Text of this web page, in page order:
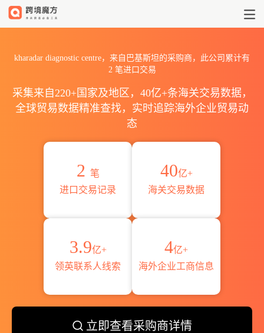
kharadar diagnostic centre，来自巴基斯坦的采购商，此公司累计有
2笔进口交易
采集来自220+国家及地区，40亿+条海关交易数据，
全球贸易数据精准查找，实时追踪海外企业贸易动
态
2 笔
进口交易记录
40亿+
海关交易数据
3.9亿+
领英联系人线索
4亿+
海外企业工商信息
立即查看采购商详情